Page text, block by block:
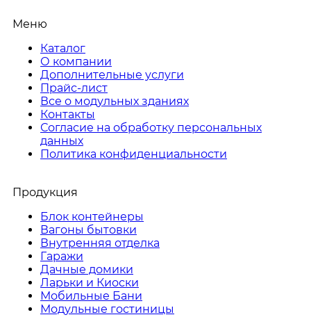
Меню
Каталог
О компании
Дополнительные услуги
Прайс-лист
Все о модульных зданиях
Контакты
Согласие на обработку персональных
данных
Политика конфиденциальности
Продукция
Блок контейнеры
Вагоны бытовки
Внутренняя отделка
Гаражи
Дачные домики
Ларьки и Киоски
Мобильные Бани
Модульные гостиницы